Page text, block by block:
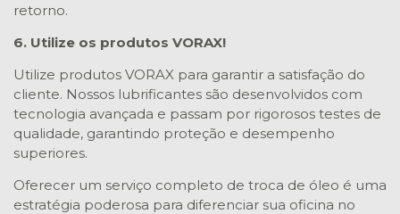
retorno.
6. Utilize os produtos VORAX!
Utilize produtos VORAX para garantir a satisfação do
cliente. Nossos lubrificantes são desenvolvidos com
tecnologia avançada e passam por rigorosos testes de
qualidade, garantindo proteção e desempenho
superiores.
Oferecer um serviço completo de troca de óleo é uma
estratégia poderosa para diferenciar sua oficina no